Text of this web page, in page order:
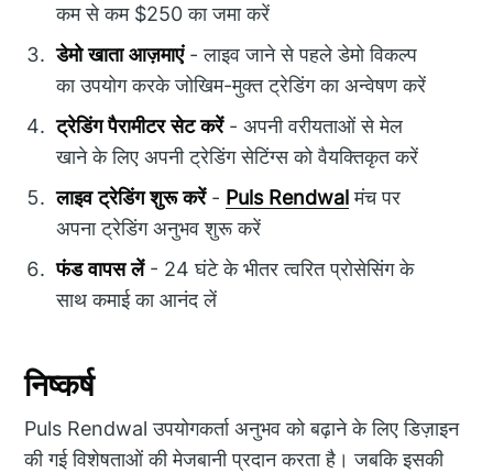
कम से कम $250 का जमा करें
डेमो खाता आज़माएं- लाइव जाने से पहले डेमो विकल्प
का उपयोग करके जोखिम-मुक्त ट्रेडिंग का अन्वेषण करें
ट्रेडिंग पैरामीटर सेट करें- अपनी वरीयताओं से मेल
खाने के लिए अपनी ट्रेडिंग सेटिंग्स को वैयक्तिकृत करें
लाइव ट्रेडिंग शुरू करें- Puls Rendwalमंच पर
अपना ट्रेडिंग अनुभव शुरू करें
फंड वापस लें- 24 घंटे के भीतर त्वरित प्रोसेसिंग के
साथ कमाई का आनंद लें
निष्कर्ष
Puls Rendwal उपयोगकर्ता अनुभव को बढ़ाने के लिए डिज़ाइन
की गई विशेषताओं की मेजबानी प्रदान करता है। जबकि इसकी